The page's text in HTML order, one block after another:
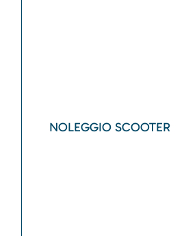
NOLEGGIO SCOOTER